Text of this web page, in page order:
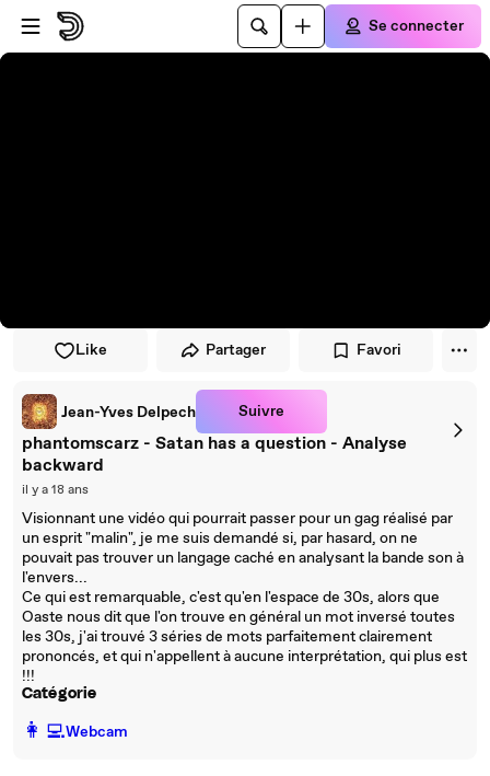
Passer au player
Passer au contenu principal
Se connecter
Like Partager Favori
Jean-Yves Delpech Suivre
phantomscarz - Satan has a question - Analyse
backward
il y a 18 ans
Visionnant une vidéo qui pourrait passer pour un gag réalisé par
un esprit "malin", je me suis demandé si, par hasard, on ne
pouvait pas trouver un langage caché en analysant la bande son à
l'envers...
Ce qui est remarquable, c'est qu'en l'espace de 30s, alors que
Oaste nous dit que l'on trouve en général un mot inversé toutes
les 30s, j'ai trouvé 3 séries de mots parfaitement clairement
prononcés, et qui n'appellent à aucune interprétation, qui plus est
!!!
Catégorie
️👩‍💻️Webcam